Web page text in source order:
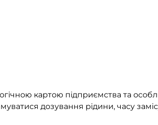
картою підприємства та
дозування рідини, часу